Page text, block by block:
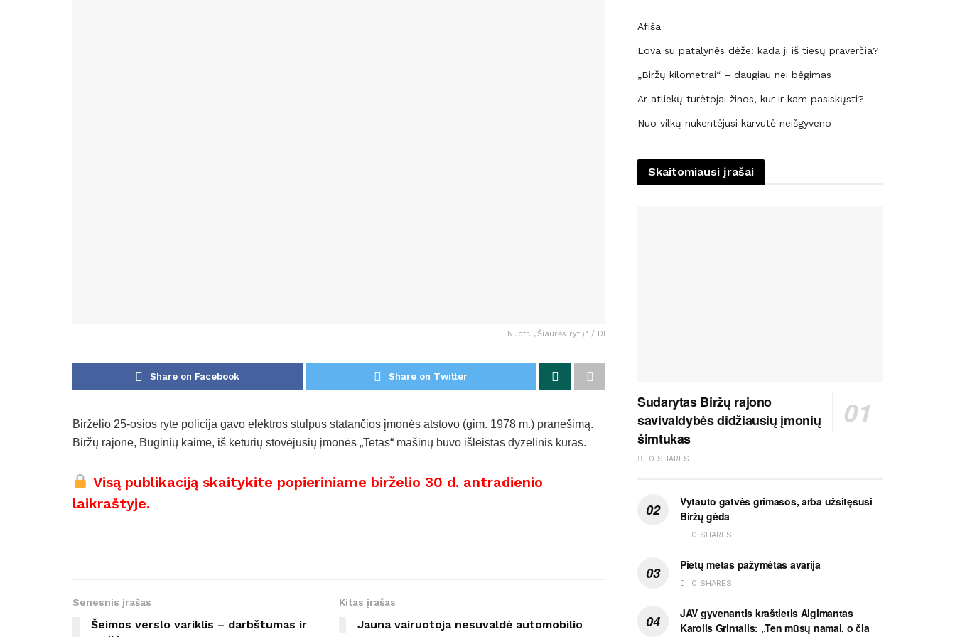
Nuotr. „Šiaurės rytų“ / DI
Share on Facebook Share on Twitter
Birželio 25-osios ryte policija gavo elektros stulpus statančios įmonės atstovo (gim. 1978 m.) pranešimą.
Biržų rajone, Būginių kaime, iš keturių stovėjusių įmonės „Tetas“ mašinų buvo išleistas dyzelinis kuras.
Visą publikaciją skaitykite popieriniame birželio 30 d. antradienio
laikraštyje.
Senesnis įrašas
Šeimos verslo variklis – darbštumas ir
Kitas įrašas
Jauna vairuotoja nesuvaldė automobilio
Afiša
Lova su patalynės dėže: kada ji iš tiesų praverčia?
„Biržų kilometrai“ – daugiau nei bėgimas
Ar atliekų turėtojai žinos, kur ir kam pasiskųsti?
Nuo vilkų nukentėjusi karvutė neišgyveno
Skaitomiausi įrašai
Sudarytas Biržų rajono
savivaldybės didžiausių įmonių
šimtukas
0 SHARES
Vytauto gatvės grimasos, arba užsitęsusi
Biržų gėda
0 SHARES
Pietų metas pažymėtas avarija
0 SHARES
JAV gyvenantis kraštietis Algimantas
Karolis Grintalis: „Ten mūsų namai, o čia